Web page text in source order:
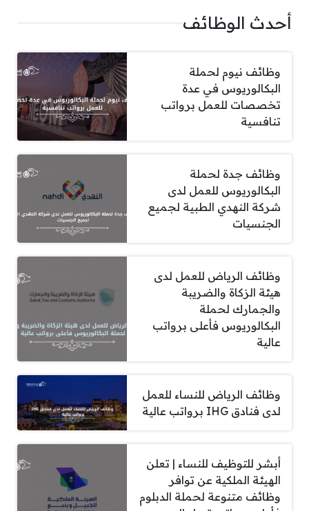
أحدث الوظائف
وظائف نيوم لحملة
البكالوريوس في عدة
تخصصات للعمل برواتب
تنافسية
وظائف جدة لحملة
البكالوريوس للعمل لدى
شركة النهدي الطبية لجميع
الجنسيات
وظائف الرياض للعمل لدى
هيئة الزكاة والضريبة
والجمارك لحملة
البكالوريوس فأعلى برواتب
عالية
وظائف الرياض للنساء للعمل
لدى فنادق IHG برواتب عالية
أبشر للتوظيف للنساء | تعلن
الهيئة الملكية عن توافر
وظائف متنوعة لحملة الدبلوم